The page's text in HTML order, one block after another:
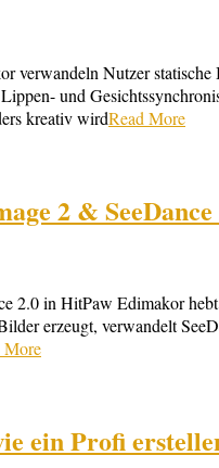
verwandeln Nutzer
und
kreativ wirdRead More
2 &
2.0 in HitPaw Edimakor
erzeugt, verwandelt
More
ein Profi